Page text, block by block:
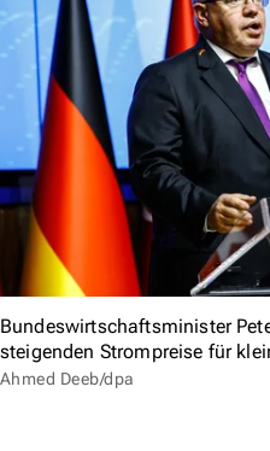
Bundeswirtschaftsminister
steigenden Strompreise für
Ahmed Deeb/dpa